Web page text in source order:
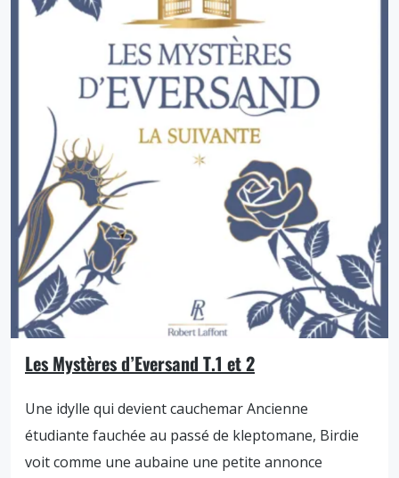
Les Mystères d’Eversand T.1 et 2
Une idylle qui devient cauchemar Ancienne
étudiante fauchée au passé de kleptomane, Birdie
voit comme une aubaine une petite annonce